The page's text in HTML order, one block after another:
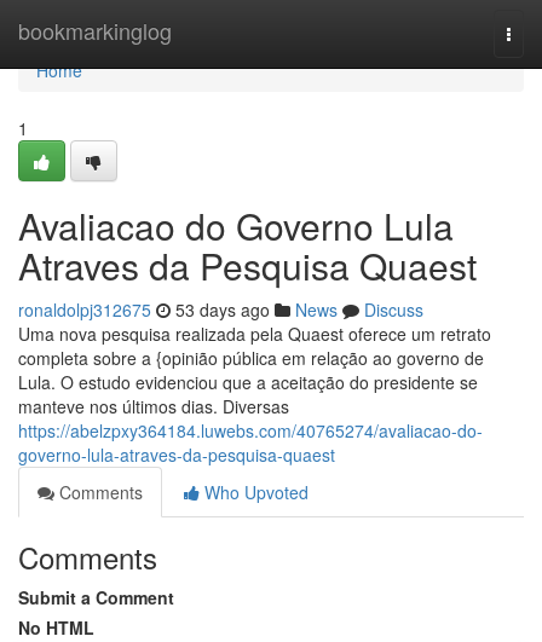
bookmarkinglog
Home
Home
1
Avaliacao do Governo Lula
Atraves da Pesquisa Quaest
ronaldolpj312675 53 days ago News
Discuss
Uma nova pesquisa realizada pela Quaest oferece um retrato
completa sobre a {opinião pública em relação ao governo de
Lula. O estudo evidenciou que a aceitação do presidente se
manteve nos últimos dias. Diversas
https://abelzpxy364184.luwebs.com/40765274/avaliacao-do-
governo-lula-atraves-da-pesquisa-quaest
Comments
Who Upvoted
Comments
Submit a Comment
No HTML